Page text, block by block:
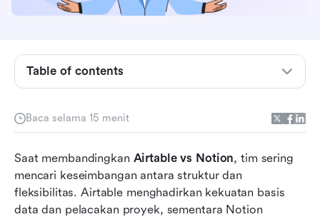
Baca selama 15 menit
Saat membandingkan Airtable vs Notion, tim sering
mencari keseimbangan antara struktur dan
fleksibilitas. Airtable menghadirkan kekuatan basis
data dan pelacakan proyek, sementara Notion
Table of contents
Pratinjau cepat: Airtable vs Notion sekilas
berbasis basis data
fleksibel dan pengetahuan tim
Airtable vs Notion: Perbandingan fitur secara
detail